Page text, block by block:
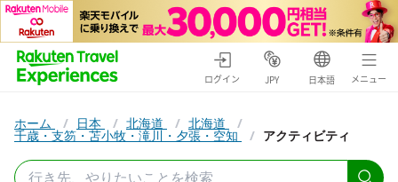
ログイン JPY 日本語 メニュー
ホーム / 日本 / 北海道 / 北海道 /
千歳・支笏・苫小牧・滝川・夕張・空知 / アクティビティ